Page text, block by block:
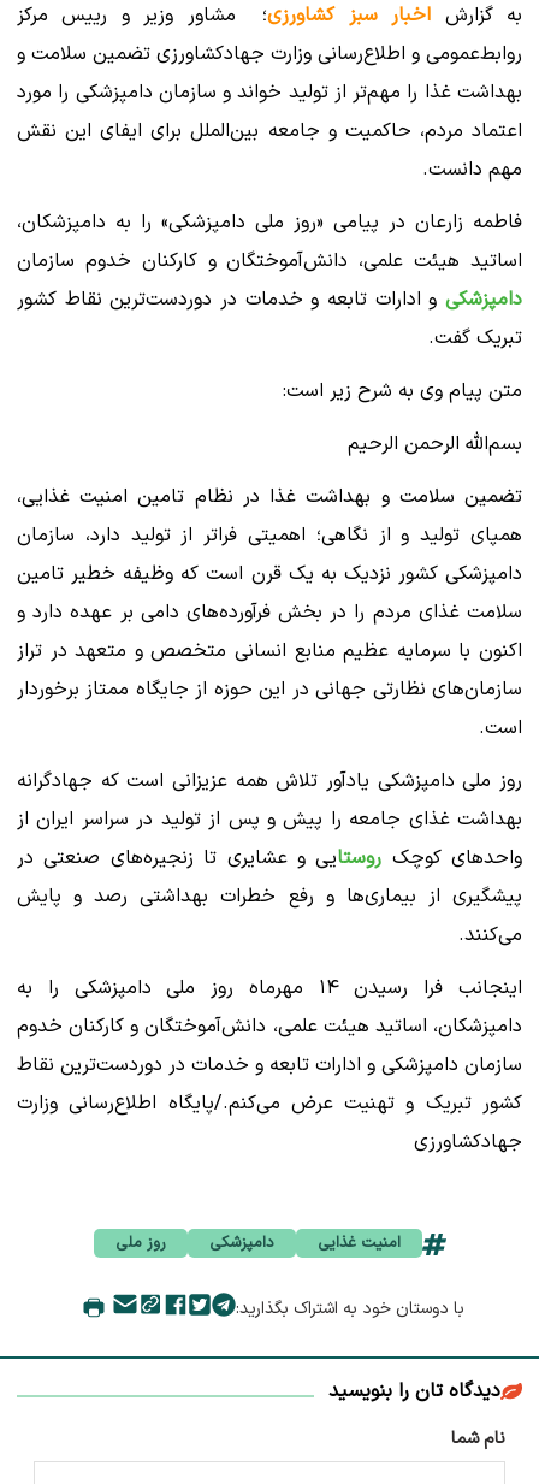
به گزارش اخبار سبز کشاورزی؛ مشاور وزیر و رییس مرکز
روابط‌عمومی و اطلاع‌رسانی وزارت جهادکشاورزی تضمین سلامت و
بهداشت غذا را مهم‌تر از تولید خواند و سازمان دامپزشکی را مورد
اعتماد مردم، حاکمیت و جامعه بین‌الملل برای ایفای این نقش
مهم دانست.
فاطمه زارعان در پیامی «روز ملی دامپزشکی» را به دامپزشکان،
اساتید هیئت علمی، دانش‌آموختگان و کارکنان خدوم سازمان
دامپزشکی و ادارات تابعه و خدمات در دوردست‌ترین نقاط کشور
تبریک گفت.
متن پیام وی به شرح زیر است:
بسم‌الله الرحمن الرحیم
تضمین سلامت و بهداشت غذا در نظام تامین امنیت غذایی،
همپای تولید و از نگاهی؛ اهمیتی فراتر از تولید دارد، سازمان
دامپزشکی کشور نزدیک به یک قرن است که وظیفه خطیر تامین
سلامت غذای مردم را در بخش فرآورده‌های دامی بر عهده دارد و
اکنون با سرمایه عظیم منابع انسانی متخصص و متعهد در تراز
سازمان‌های نظارتی جهانی در این حوزه از جایگاه ممتاز برخوردار
است.
روز ملی دامپزشکی یادآور تلاش همه عزیزانی است که جهادگرانه
بهداشت غذای جامعه را پیش و پس از تولید در سراسر ایران از
واحد‌های کوچک روستایی و عشایری تا زنجیره‌های صنعتی در
پیشگیری از بیماری‌ها و رفع خطرات بهداشتی رصد و پایش
می‌کنند.
اینجانب فرا رسیدن ۱۴ مهرماه روز ملی دامپزشکی را به
دامپزشکان، اساتید هیئت علمی، دانش‌آموختگان و کارکنان خدوم
سازمان دامپزشکی و ادارات تابعه و خدمات در دوردست‌ترین نقاط
کشور تبریک و تهنیت عرض می‌کنم./پایگاه اطلاع‌رسانی وزارت
جهادکشاورزی
امنیت غذایی دامپزشکی روز ملی
با دوستان خود به اشتراک بگذارید:
دیدگاه تان را بنویسید
نام شما